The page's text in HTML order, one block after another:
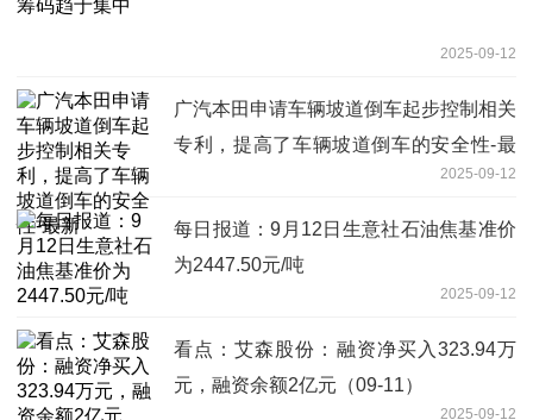
2025-09-12
广汽本田申请车辆坡道倒车起步控制相关
专利，提高了车辆坡道倒车的安全性-最
2025-09-12
每日报道：9月12日生意社石油焦基准价
为2447.50元/吨
2025-09-12
看点：艾森股份：融资净买入323.94万
元，融资余额2亿元（09-11）
2025-09-12